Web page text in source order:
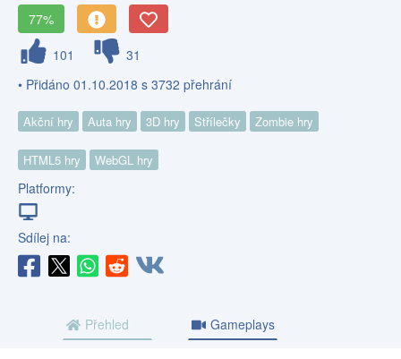
77%
101
31
• Přidáno 01.10.2018 s 3732 přehrání
Akční hry Auta hry 3D hry Střílečky Zombie hry
HTML5 hry WebGL hry
Platformy:
Sdílej na:
Přehled Gameplays